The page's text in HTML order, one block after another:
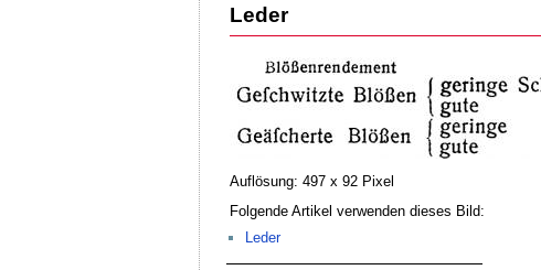
Leder
Auflösung: 497 x 92 Pixel
Folgende Artikel verwenden dieses Bild:
Leder